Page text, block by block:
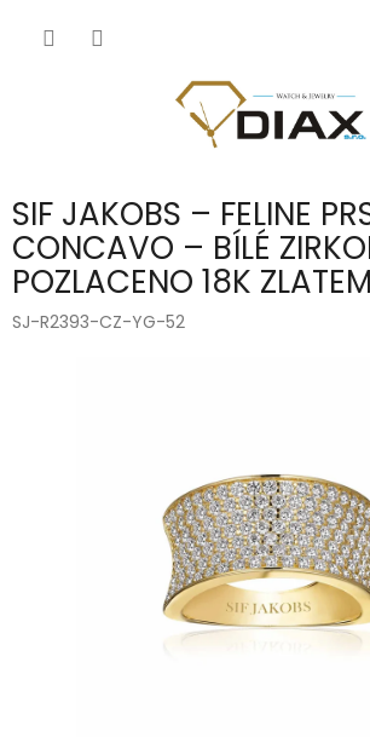
SIF JAKOBS – FELINE
CONCAVO – BÍLÉ
POZLACENO 18K ZLATEM
SJ-R2393-CZ-YG-52